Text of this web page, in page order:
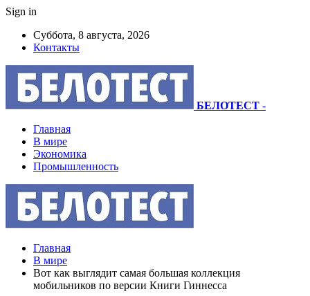
Sign in
Суббота, 8 августа, 2026
Контакты
БЕЛОТЕСТ -
Главная
В мире
Экономика
Промышленность
Главная
В мире
Вот как выглядит самая большая коллекция
мобильников по версии Книги Гиннесса